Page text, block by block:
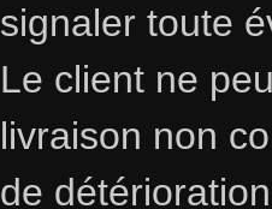
signaler toute
Le client ne
livraison non
de